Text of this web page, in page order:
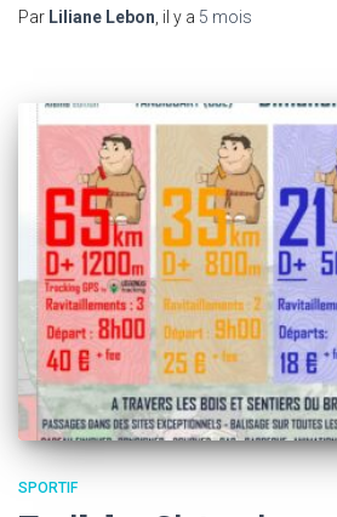
Par Liliane Lebon , il y a 5 mois
SPORTIF